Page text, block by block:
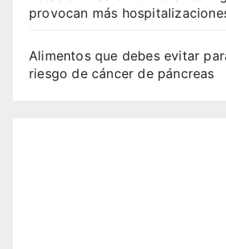
provocan más
Alimentos que debes evitar
riesgo de cáncer de páncreas